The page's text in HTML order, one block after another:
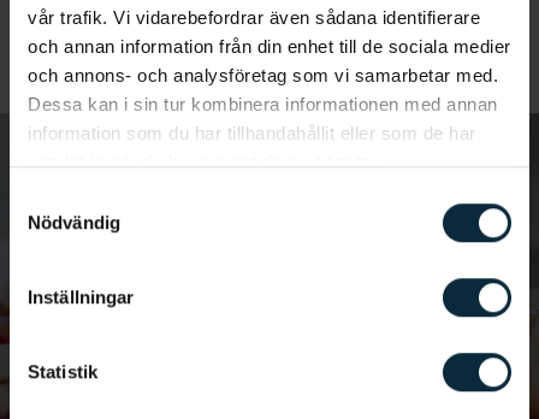
vår trafik. Vi vidarebefordrar även sådana identifierare
och annan information från din enhet till de sociala medier
och annons- och analysföretag som vi samarbetar med.
Dessa kan i sin tur kombinera informationen med annan
information som du har tillhandahållit eller som de har
samlat in när du har använt deras tjänster.
Nödvändig
Inställningar
Statistik
månadskostnad från 299 kronor i månaden.